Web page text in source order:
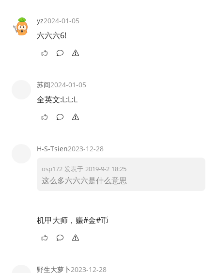
yz2024-01-05
六六六6!
苏间2024-01-05
全英文:L:L:L
H-S-Tsien2023-12-28
osp172 发表于 2019-9-2 18:25
这么多六六六是什么意思
机甲大师，赚#金#币
野生大萝卜2023-12-28